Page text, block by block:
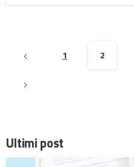
1 2
Ultimi post